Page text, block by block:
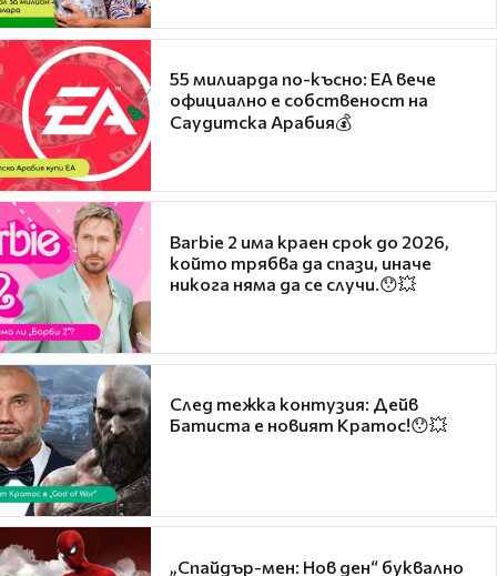
55 милиарда по-късно: EA вече
официално е собственост на
Саудитска Арабия💰
Barbie 2 има краен срок до 2026,
който трябва да спази, иначе
никога няма да се случи.😯💥
След тежка контузия: Дейв
Батиста е новият Кратос!😯💥
„Спайдър-мен: Нов ден“ буквално